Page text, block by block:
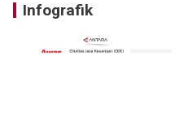
Infografik